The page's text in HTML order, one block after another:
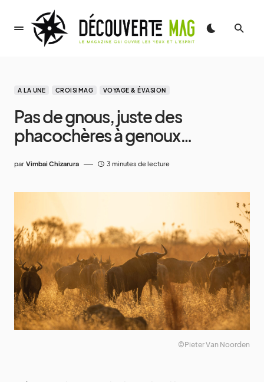
A LA UNE CROISIMAG VOYAGE & ÉVASION
Pas de gnous, juste des
phacochères à genoux…
par Vimbai Chizarura 3 minutes de lecture
©Pieter Van Noorden